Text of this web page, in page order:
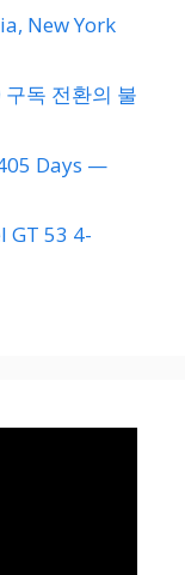
New York
독 전환의 불
Days —
GT 53 4-